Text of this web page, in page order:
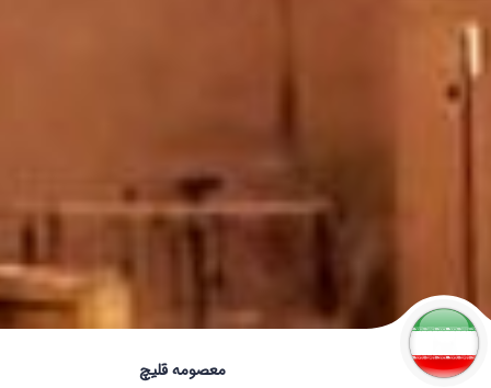
معصومه قلیچ